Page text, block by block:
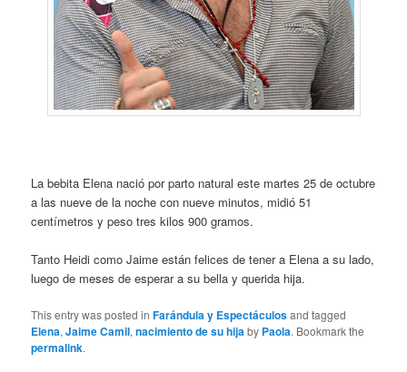
La bebita Elena nació por parto natural este martes 25 de octubre
a las nueve de la noche con nueve minutos, midió 51
centímetros y peso tres kilos 900 gramos.
Tanto Heidi como Jaime están felices de tener a Elena a su lado,
luego de meses de esperar a su bella y querida hija.
This entry was posted inFarándula y Espectáculosand tagged
Elena,Jaime Camil,nacimiento de su hijaby Paola. Bookmark the
permalink.